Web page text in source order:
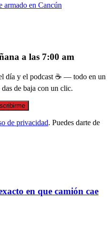
armado en Cancún
a las 7:00 am
día y el podcast ☕ — todo en un
de baja con un clic.
de privacidad. Puedes darte de
en que camión cae